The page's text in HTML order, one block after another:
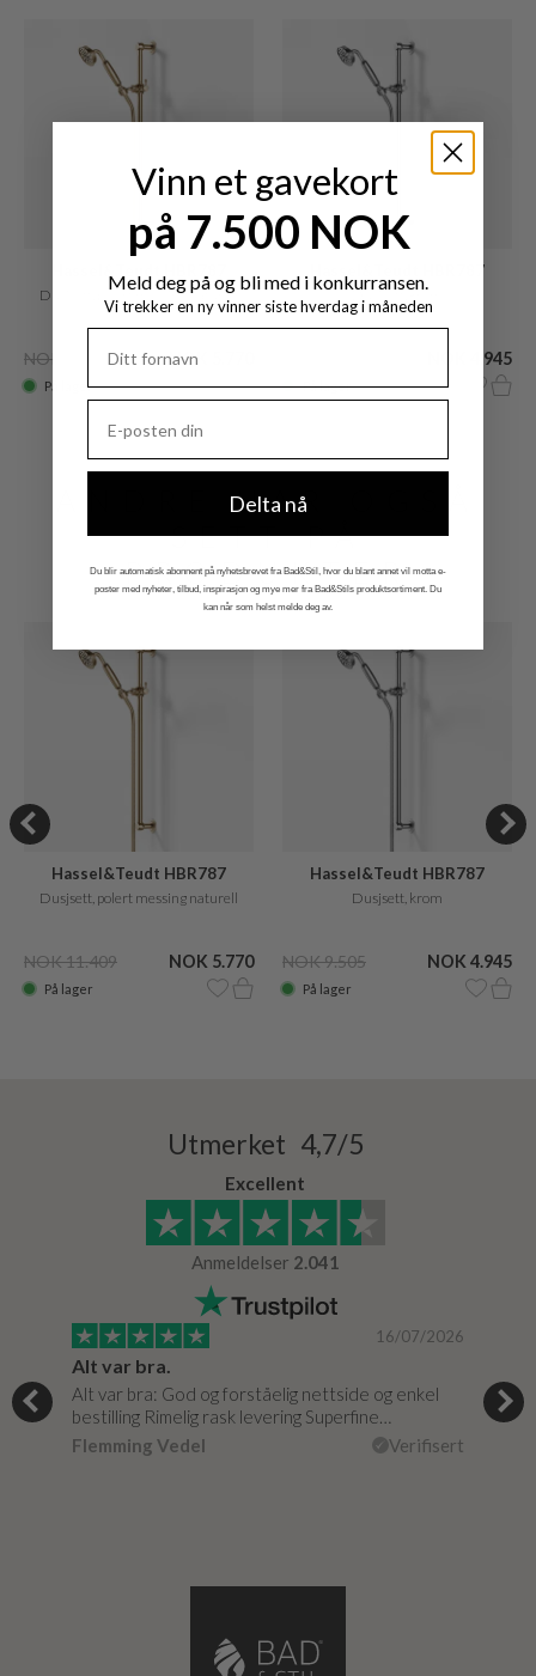
Dusjsett, polert messing naturell
NOK 11.409 NOK 5.770
På lager
Hassel&Teudt HBR787
Dusjsett, krom
NOK 4.945
På lager
ANDRE HAR OGSÅ
SETT PÅ
PRODUKTER
Hassel&Teudt HBR787
Dusjsett, polert messing naturell
NOK 11.409 NOK 5.770
På lager
Hassel&Teudt HBR787
Dusjsett, krom
NOK 9.505 NOK 4.945
På lager
Utmerket 4,7/5
Excellent
Anmeldelser 2.041
16/07/2026
Alt var bra.
Alt var bra: God og forståelig nettside og enkel
bestilling Rimelig rask levering Superfine…
Flemming Vedel
Verifisert
Jeg
fikk
Vinn et gavekort
på 7.500 NOK
Meld deg på og bli med i konkurransen.
Vi trekker en ny vinner siste hverdag i måneden
Delta nå
Du blir automatisk abonnent på nyhetsbrevet fra Bad&Stil, hvor du blant annet vil motta e-
poster med nyheter, tilbud, inspirasjon og mye mer fra Bad&Stils produktsortiment. Du
kan når som helst melde deg av.